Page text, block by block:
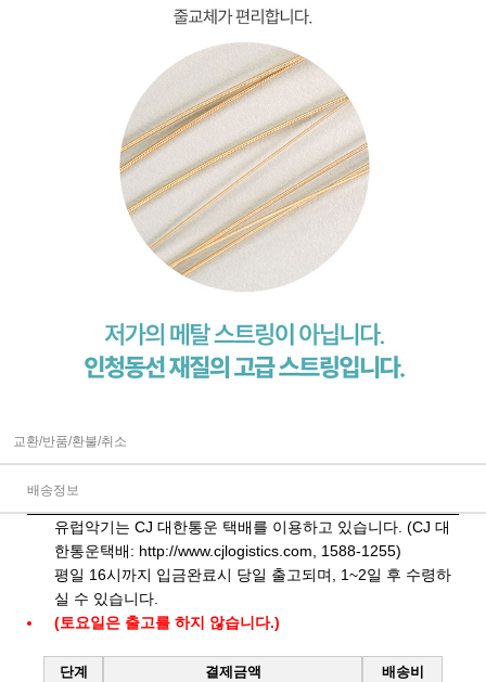
교환/반품/환불/취소
배송정보
유럽악기는 CJ 대한통운 택배를 이용하고 있습니다. (CJ 대
한통운택배: http://www.cjlogistics.com, 1588-1255)
평일 16시까지 입금완료시 당일 출고되며, 1~2일 후 수령하
실 수 있습니다.
(토요일은 출고를 하지 않습니다.)
단계 결제금액
배송비